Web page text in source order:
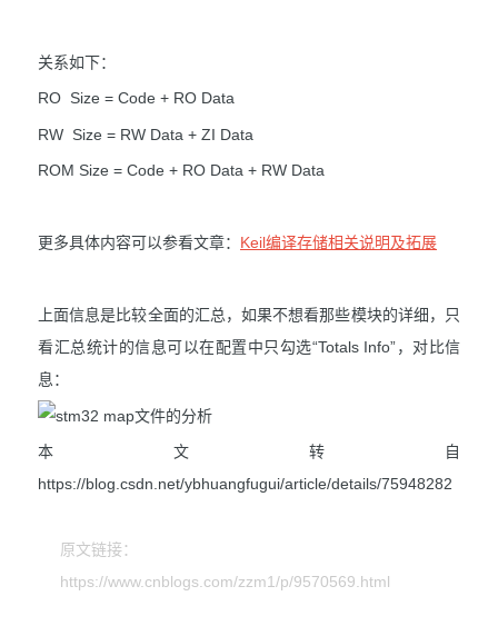
关系如下：
RO Size = Code + RO Data
RW Size = RW Data + ZI Data
ROM Size = Code + RO Data + RW Data
更多具体内容可以参看文章： Keil编译存储相关说明及拓展
上面信息是比较全面的汇总，如果不想看那些模块的详细，只
看汇总统计的信息可以在配置中只勾选“Totals Info”，对比信
息：
本文转自
https://blog.csdn.net/ybhuangfugui/article/details/75948282
原文链接：
https://www.cnblogs.com/zzm1/p/9570569.html